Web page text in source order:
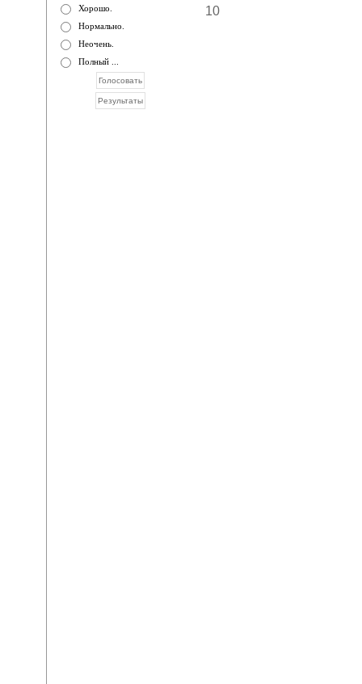
Хорошо.
Нормально.
Неочень.
Полный ...
10